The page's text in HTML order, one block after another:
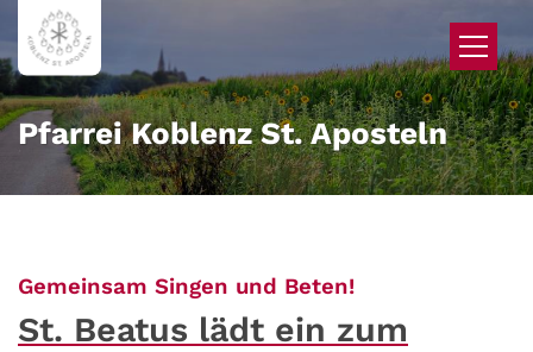
Zum Inhalt springen
Pfarrei Koblenz St. Aposteln
Gemeinsam Singen und Beten!:
St. Beatus lädt ein zum